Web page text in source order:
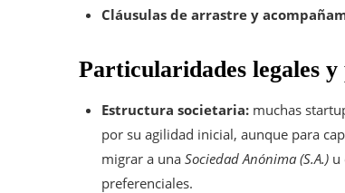
Cláusulas de arrastre y
Particularidades legales
Estructura societaria: muchas
por su agilidad inicial, aunque para
migrar a una Sociedad Anónima (S.A.) u
preferenciales.